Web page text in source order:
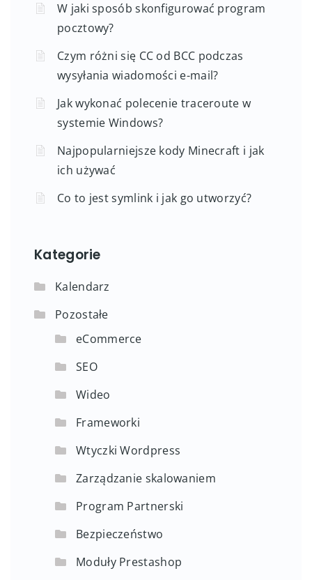
W jaki sposób skonfigurować program
pocztowy?
Czym różni się CC od BCC podczas
wysyłania wiadomości e-mail?
Jak wykonać polecenie traceroute w
systemie Windows?
Najpopularniejsze kody Minecraft i jak
ich używać
Co to jest symlink i jak go utworzyć?
Kategorie
Kalendarz
Pozostałe
eCommerce
SEO
Wideo
Frameworki
Wtyczki Wordpress
Zarządzanie skalowaniem
Program Partnerski
Bezpieczeństwo
Moduły Prestashop